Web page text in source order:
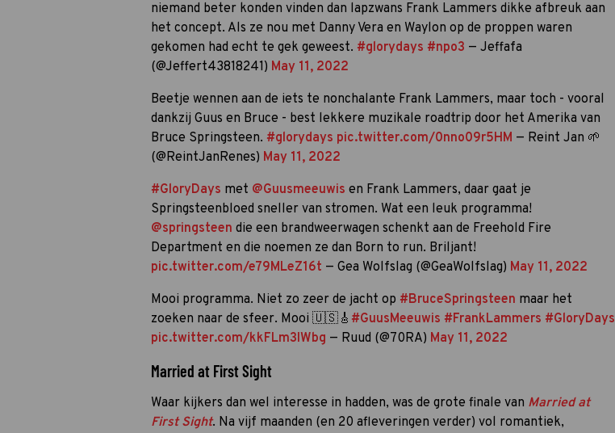
niemand beter konden vinden dan lapzwans Frank Lammers dikke afbreuk aan
het concept. Als ze nou met Danny Vera en Waylon op de proppen waren
gekomen had echt te gek geweest. #glorydays #npo3 — Jeffafa
(@Jeffert43818241) May 11, 2022
Beetje wennen aan de iets te nonchalante Frank Lammers, maar toch - vooral
dankzij Guus en Bruce - best lekkere muzikale roadtrip door het Amerika van
Bruce Springsteen. #glorydays pic.twitter.com/0nno09r5HM — Reint Jan 🌱
(@ReintJanRenes) May 11, 2022
#GloryDays met @Guusmeeuwis en Frank Lammers, daar gaat je
Springsteenbloed sneller van stromen. Wat een leuk programma!
@springsteen die een brandweerwagen schenkt aan de Freehold Fire
Department en die noemen ze dan Born to run. Briljant!
pic.twitter.com/e79MLeZ16t — Gea Wolfslag (@GeaWolfslag) May 11, 2022
Mooi programma. Niet zo zeer de jacht op #BruceSpringsteen maar het
zoeken naar de sfeer. Mooi 🇺🇸🎸 #GuusMeeuwis #FrankLammers #GloryDays
pic.twitter.com/kkFLm3IWbg — Ruud (@70RA) May 11, 2022
Married at First Sight
Waar kijkers dan wel interesse in hadden, was de grote finale van Married at
First Sight. Na vijf maanden (en 20 afleveringen verder) vol romantiek,